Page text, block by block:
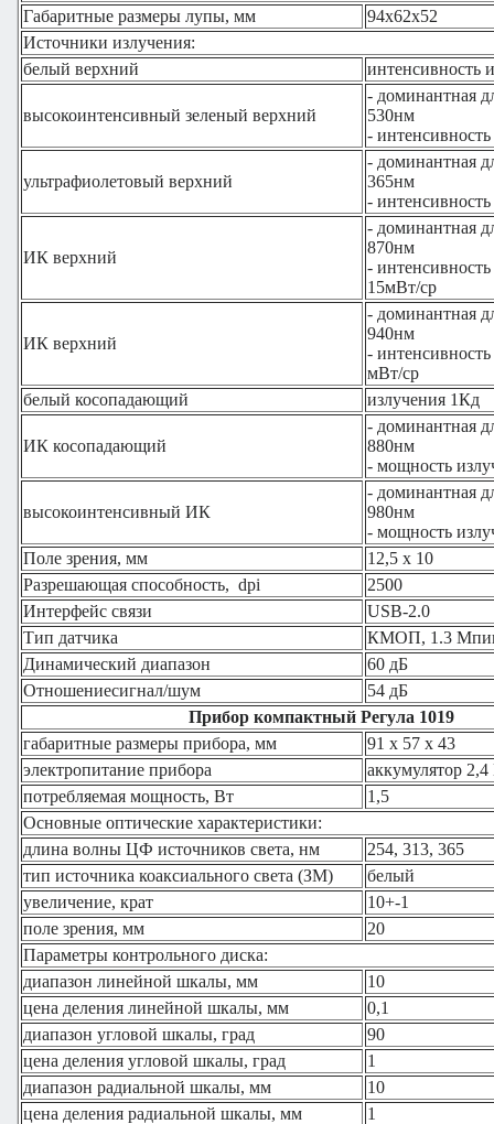
Габаритные размеры лупы, мм
94х62х52
Источники излучения:
белый верхний
интенсивность
высокоинтенсивный зеленый верхний
- доминантная
530нм
-
ультрафиолетовый верхний
- доминантная
365нм
-
ИК верхний
- доминантная
870нм
-
15мВт/ср
ИК верхний
- доминантная
940нм
-
мВт/ср
белый косопадающий
излучения 1Кд
ИК косопадающий
- доминантная
880нм
- мощность
высокоинтенсивный ИК
- доминантная
980нм
- мощность
Поле зрения, мм
12,5 х 10
Разрешающая способность, dpi
2500
Интерфейс связи
USB-2.0
Тип датчика
КМОП, 1.3
Динамический диапазон
60 дБ
Отношениесигнал/шум
54 дБ
Прибор компактный Регула 1019
габаритные размеры прибора, мм
91 х 57 х 43
электропитание прибора
аккумулятор
потребляемая мощность, Вт
1,5
Основные оптические характеристики:
длина волны ЦФ источников света, нм
254, 313, 365
тип источника коаксиального света (ЗМ)
белый
увеличение, крат
10+-1
поле зрения, мм
20
Параметры контрольного диска:
диапазон линейной шкалы, мм
10
цена деления линейной шкалы, мм
0,1
диапазон угловой шкалы, град
90
цена деления угловой шкалы, град
1
диапазон радиальной шкалы, мм
10
цена деления радиальной шкалы, мм
1